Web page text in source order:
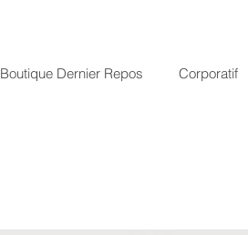
Boutique Dernier Repos Corporatif